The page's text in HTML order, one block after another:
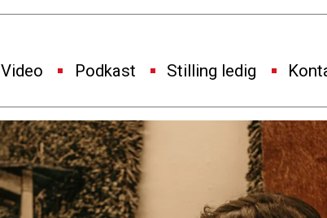
Video Podkast Stilling ledig